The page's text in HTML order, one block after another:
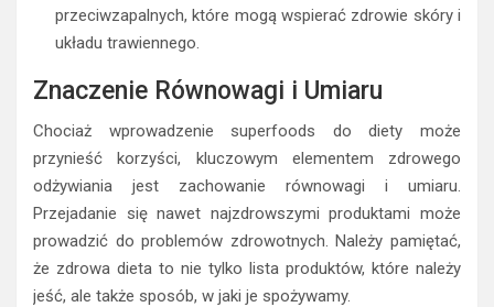
przeciwzapalnych, które mogą wspierać zdrowie skóry i
układu trawiennego.
Znaczenie Równowagi i Umiaru
Chociaż wprowadzenie superfoods do diety może
przynieść korzyści, kluczowym elementem zdrowego
odżywiania jest zachowanie równowagi i umiaru.
Przejadanie się nawet najzdrowszymi produktami może
prowadzić do problemów zdrowotnych. Należy pamiętać,
że zdrowa dieta to nie tylko lista produktów, które należy
jeść, ale także sposób, w jaki je spożywamy.